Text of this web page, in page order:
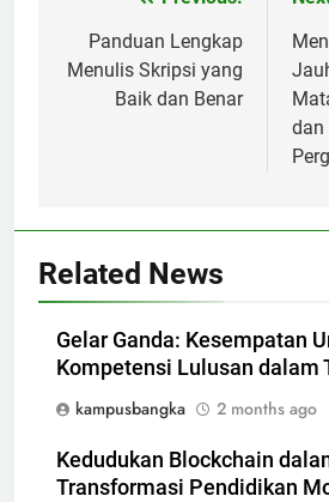
navigation
Panduan Lengkap
Menulis Skripsi yang
Baik dan Benar
dan
Related News
Gelar Ganda: Kesempatan
Kompetensi Lulusan dalam
kampusbangka
2 months ago
Kedudukan Blockchain
Transformasi Pendidikan